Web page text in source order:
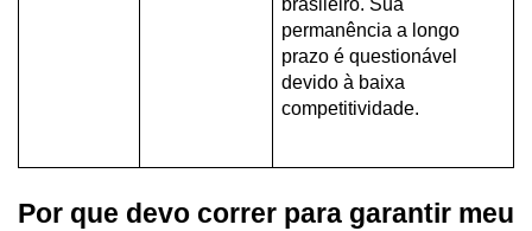
permanência a longo
prazo é questionável
devido à baixa
competitividade.
Por que devo correr para garantir meu